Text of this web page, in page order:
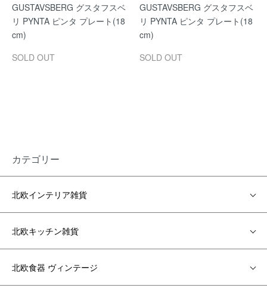
GUSTAVSBERG グスタフスベ
リ PYNTA ピンタ プレート(18
cm)
SOLD OUT
GUSTAVSBERG グスタフスベ
リ PYNTA ピンタ プレート(18
cm)
SOLD OUT
カテゴリー
北欧インテリア雑貨
北欧キッチン雑貨
北欧食器 ヴィンテージ